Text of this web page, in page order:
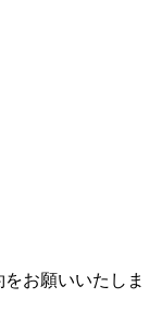
お願いいたしま